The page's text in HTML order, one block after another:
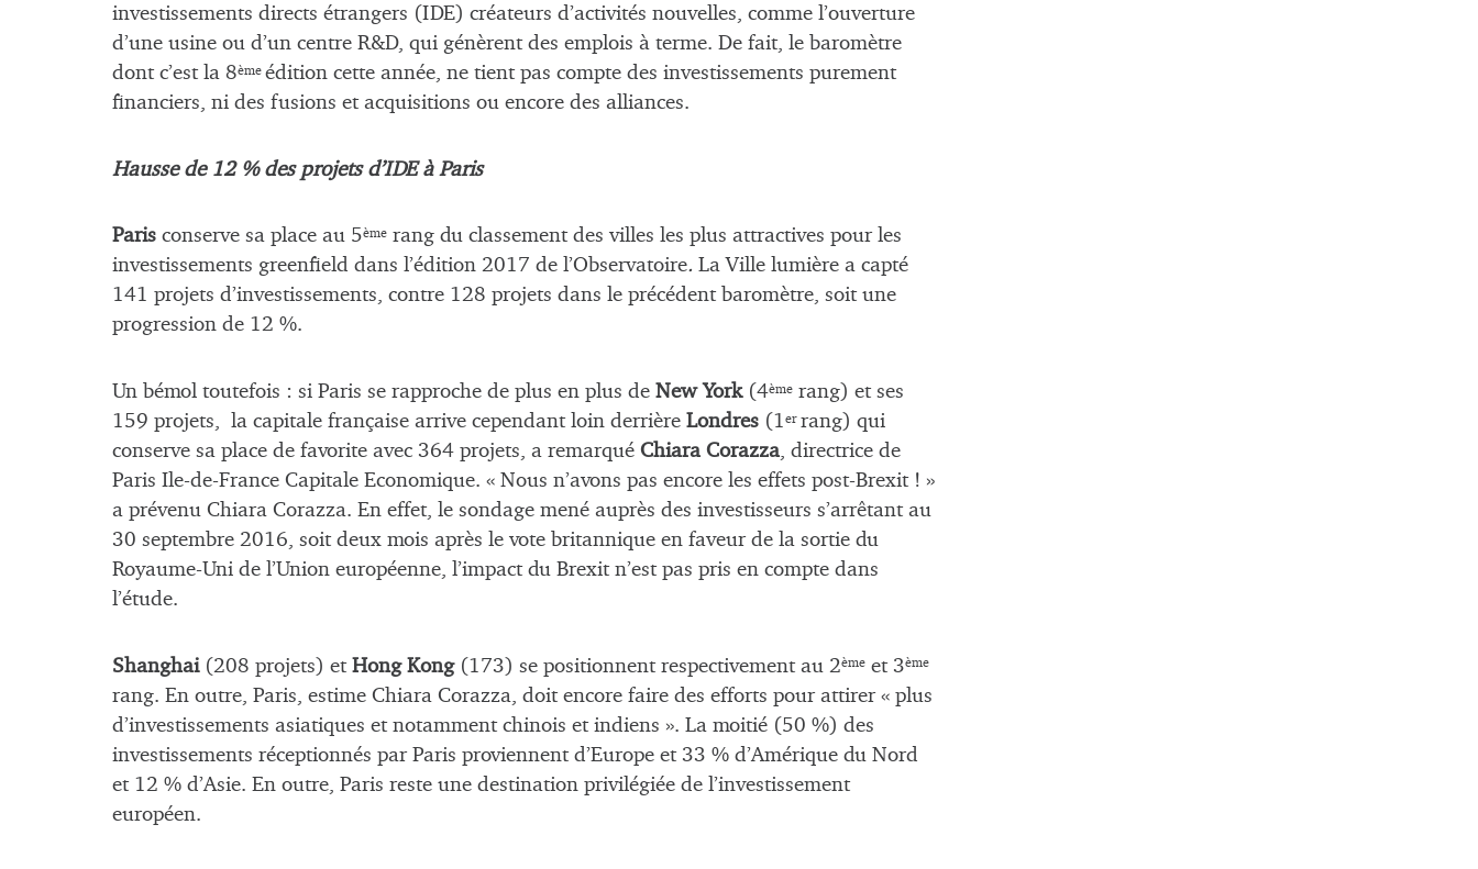
investissements directs étrangers (IDE) créateurs d’activités nouvelles, comme l’ouverture
d’une usine ou d’un centre R&D, qui génèrent des emplois à terme. De fait, le baromètre
dont c’est la 8ème édition cette année, ne tient pas compte des investissements purement
financiers, ni des fusions et acquisitions ou encore des alliances.
Hausse de 12 % des projets d’IDE à Paris
Paris conserve sa place au 5ème rang du classement des villes les plus attractives pour les
investissements greenfield dans l’édition 2017 de l’Observatoire. La Ville lumière a capté
141 projets d’investissements, contre 128 projets dans le précédent baromètre, soit une
progression de 12 %.
Un bémol toutefois : si Paris se rapproche de plus en plus de New York(4ème rang) et ses
159 projets, la capitale française arrive cependant loin derrière Londres (1er rang) qui
conserve sa place de favorite avec 364 projets, a remarqué Chiara Corazza, directrice de
Paris Ile-de-France Capitale Economique. « Nous n’avons pas encore les effets post-Brexit ! »
a prévenu Chiara Corazza. En effet, le sondage mené auprès des investisseurs s’arrêtant au
30 septembre 2016, soit deux mois après le vote britannique en faveur de la sortie du
Royaume-Uni de l’Union européenne, l’impact du Brexit n’est pas pris en compte dans
l’étude.
Shanghai(208 projets) et Hong Kong(173) se positionnent respectivement au 2ème et 3ème
rang. En outre, Paris, estime Chiara Corazza, doit encore faire des efforts pour attirer « plus
d’investissements asiatiques et notamment chinois et indiens ». La moitié (50 %) des
investissements réceptionnés par Paris proviennent d’Europe et 33 % d’Amérique du Nord
et 12 % d’Asie. En outre, Paris reste une destination privilégiée de l’investissement
européen.